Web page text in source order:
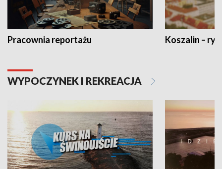
Pracownia reportażu Koszalin –
WYPOCZYNEK I REKREACJA